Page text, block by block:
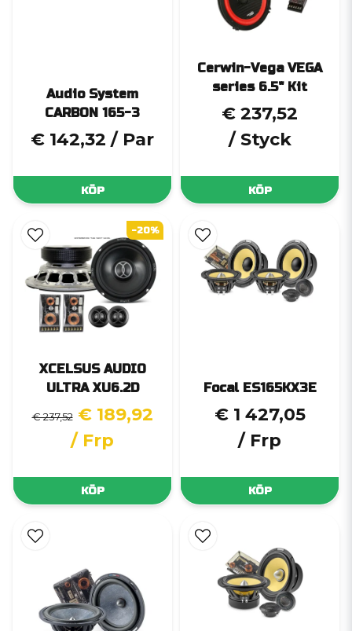
Audio System
CARBON 165-3
€ 142,32 / Par
KÖP
Cerwin-Vega VEGA
series 6.5" Kit
€ 237,52
/ Styck
KÖP
XCELSUS AUDIO
ULTRA XU6.2D
€ 237,52 € 189,92
/ Frp
KÖP
-20%
Focal ES165KX3E
€ 1 427,05
/ Frp
KÖP